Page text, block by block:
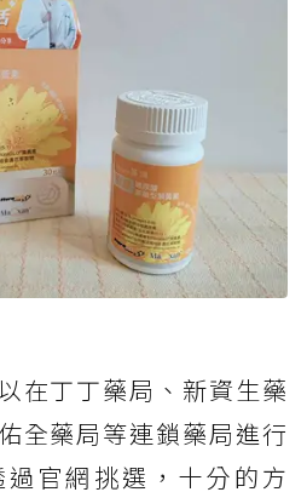
在丁丁藥局、新資生藥
全藥局等連鎖藥局進行
官網挑選，十分的方